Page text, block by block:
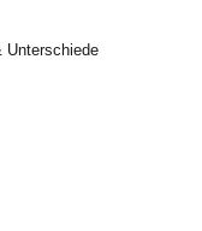
Unterschiede